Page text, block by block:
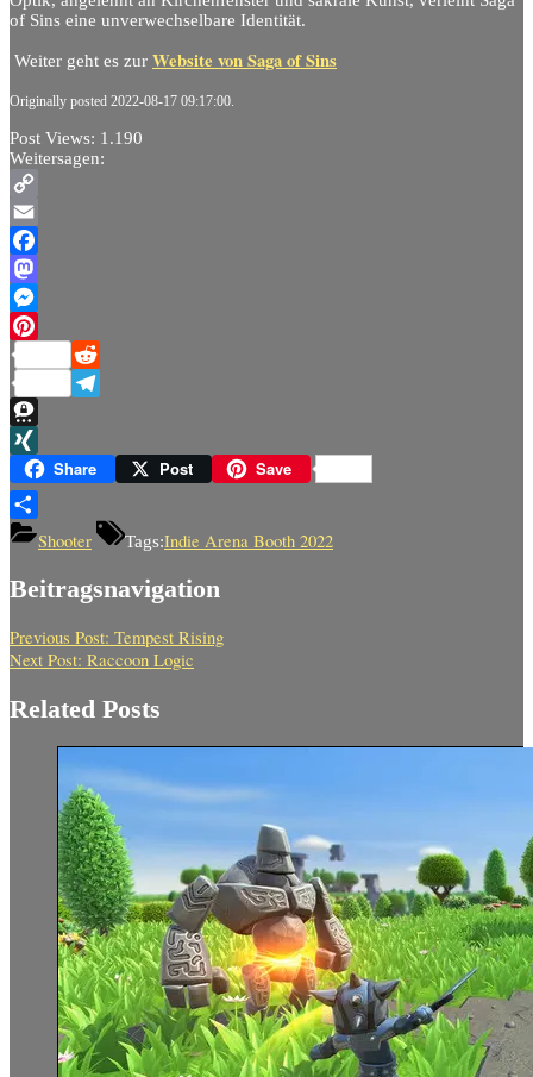
of Sins eine unverwechselbare Identität.
Weiter geht es zur Website von Saga of Sins
Originally posted 2022-08-17 09:17:00.
Post Views: 1.190
Weitersagen:
Copy
Link
Email
Facebook
Mastodon
Messenger
Pinterest
Reddit
Telegram
Threema
XINGShare Post Save
TeilenShooter Tags:Indie Arena Booth 2022
Beitragsnavigation
Previous Post: Tempest Rising
Next Post: Raccoon Logic
Related Posts